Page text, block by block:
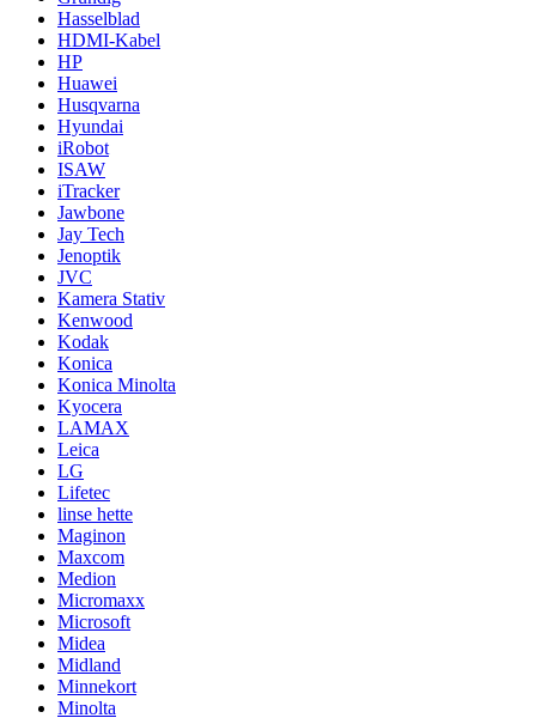
Hasselblad
HDMI-Kabel
HP
Huawei
Husqvarna
Hyundai
iRobot
ISAW
iTracker
Jawbone
Jay Tech
Jenoptik
JVC
Kamera Stativ
Kenwood
Kodak
Konica
Konica Minolta
Kyocera
LAMAX
Leica
LG
Lifetec
linse hette
Maginon
Maxcom
Medion
Micromaxx
Microsoft
Midea
Midland
Minnekort
Minolta